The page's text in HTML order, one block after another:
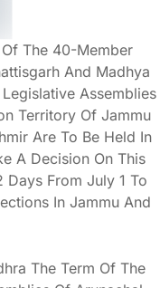
The 40-Member
And Madhya
Assemblies
Territory Of Jammu
Are To Be Held In
A Decision On This
Days From July 1 To
In Jammu And
The Term Of The